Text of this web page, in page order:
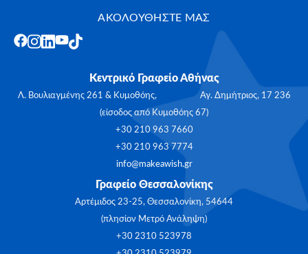
ΑΚΟΛΟΥΘΗΣΤΕ ΜΑΣ
Κεντρικό Γραφείο Αθήνας
Λ. Βουλιαγμένης 261 & Κυμοθόης, Αγ. Δημήτριος, 17 236
(είσοδος από Κυμοθόης 67)
+30 210 963 7660
+30 210 963 7774
info@makeawish.gr
Γραφείο Θεσσαλονίκης
Αρτέμιδος 23-25, Θεσσαλονίκη, 54644
(πλησίον Μετρό Ανάληψη)
+30 2310 523978